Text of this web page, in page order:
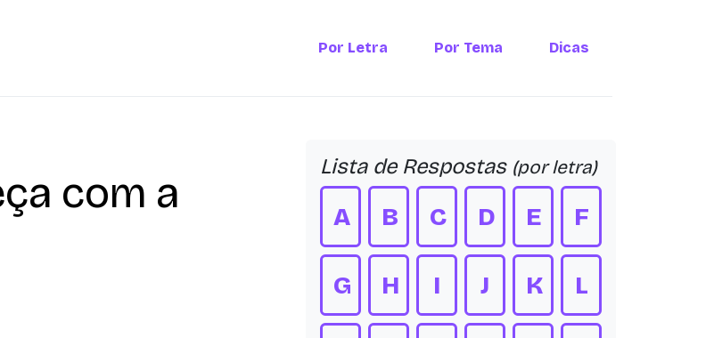
Por Letra Por Tema Dicas
com a
Lista de Respostas (por letra)
A B C D E F
G H I J K L